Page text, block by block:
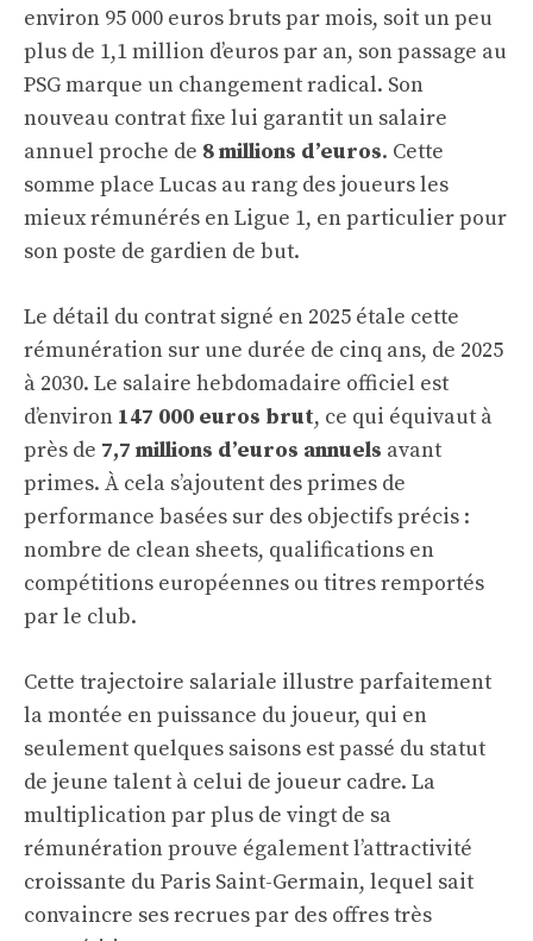
environ 95 000 euros bruts par mois, soit un peu
plus de 1,1 million d’euros par an, son passage au
PSG marque un changement radical. Son
nouveau contrat fixe lui garantit un salaire
annuel proche de 8 millions d’euros. Cette
somme place Lucas au rang des joueurs les
mieux rémunérés en Ligue 1, en particulier pour
son poste de gardien de but.
Le détail du contrat signé en 2025 étale cette
rémunération sur une durée de cinq ans, de 2025
à 2030. Le salaire hebdomadaire officiel est
d’environ 147 000 euros brut, ce qui équivaut à
près de 7,7 millions d’euros annuels avant
primes. À cela s’ajoutent des primes de
performance basées sur des objectifs précis :
nombre de clean sheets, qualifications en
compétitions européennes ou titres remportés
par le club.
Cette trajectoire salariale illustre parfaitement
la montée en puissance du joueur, qui en
seulement quelques saisons est passé du statut
de jeune talent à celui de joueur cadre. La
multiplication par plus de vingt de sa
rémunération prouve également l’attractivité
croissante du Paris Saint-Germain, lequel sait
convaincre ses recrues par des offres très